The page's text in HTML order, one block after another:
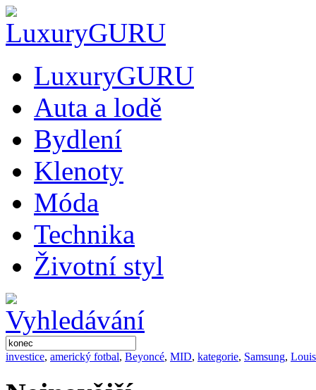
LuxuryGURU
Auta a lodě
Bydlení
Klenoty
Móda
Technika
Životní styl
investice, americký fotbal, Beyoncé, MID, kategorie, Samsung,